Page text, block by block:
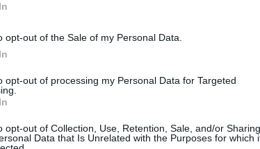
opt-out of the Sale of my Personal Data.
opt-out of processing my Personal Data for Targeted
opt-out of Collection, Use, Retention, Sale, and/or Sharing
Data that Is Unrelated with the Purposes for which
Prossimo articolo